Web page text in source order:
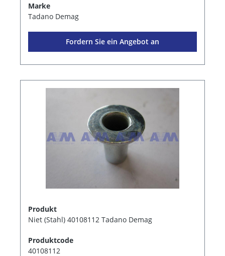
Marke
Tadano Demag
Fordern Sie ein Angebot an
Produkt
Niet (Stahl) 40108112 Tadano Demag
Produktcode
40108112